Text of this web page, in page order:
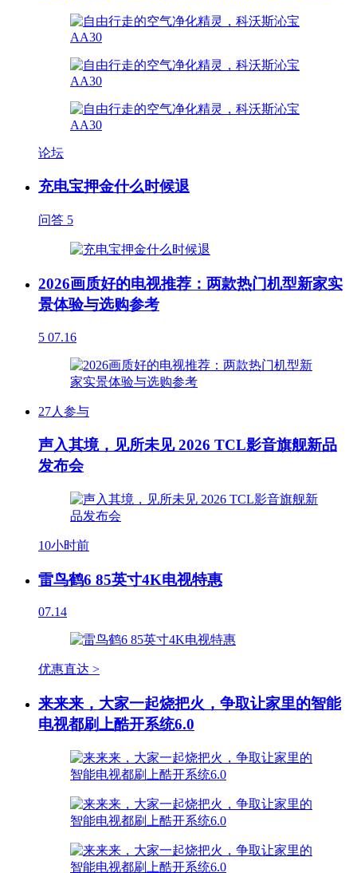
论坛
充电宝押金什么时候退
问答 5
2026画质好的电视推荐：两款热门机型新家实
景体验与选购参考
5 07.16
27人参与
声入其境，见所未见 2026 TCL影音旗舰新品
发布会
10小时前
雷鸟鹤6 85英寸4K电视特惠
07.14
优惠直达 >
来来来，大家一起烧把火，争取让家里的智能
电视都刷上酷开系统6.0